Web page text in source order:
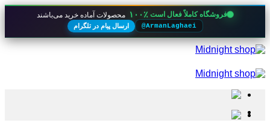
فروشگاه کاملاً فعال است ۱۰۰٪ محصولات آماده خرید می‌باشند
@ArmanLaghaei ارسال پیام در تلگرام
Skip
to